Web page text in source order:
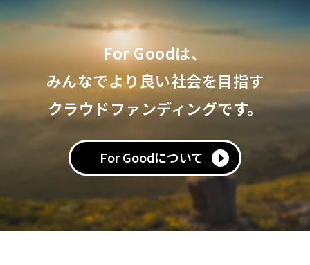
For Goodは、
みんなでより良い社会を目指す
クラウドファンディングです。
For Goodについて